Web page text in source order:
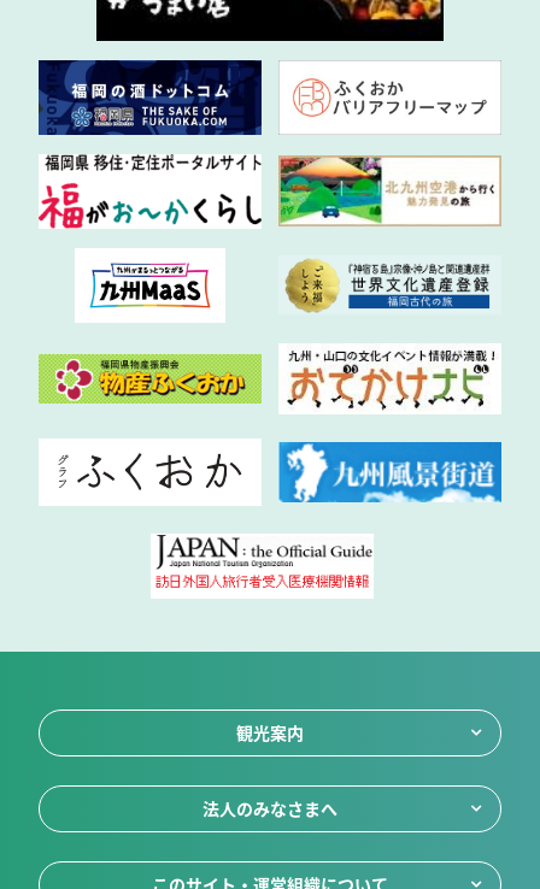
観光案内
法人のみなさまへ
このサイト・運営組織について